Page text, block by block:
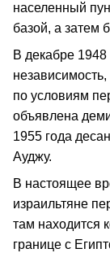
населенный
базой, а затем
В декабре
по условиям
объявлена
1955 года
Ауджу.
В настоящее
израильтяне
там находится
границе с